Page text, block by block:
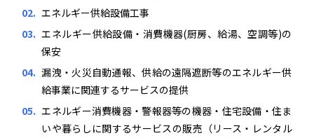
エネルギー供給設備工事
エネルギー供給設備・消費機器(厨房、給湯、空調等)の
保安
漏洩・火災自動通報、供給の遠隔遮断等のエネルギー供
給事業に関連するサービスの提供
エネルギー消費機器・警報器等の機器・住宅設備・住ま
いや暮らしに関するサービスの販売（リース・レンタル